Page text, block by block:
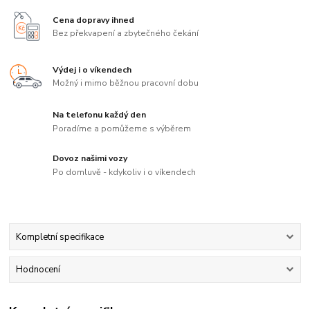
Cena dopravy ihned
Bez překvapení a zbytečného čekání
Výdej i o víkendech
Možný i mimo běžnou pracovní dobu
Na telefonu každý den
Poradíme a pomůžeme s výběrem
Dovoz našimi vozy
Po domluvě - kdykoliv i o víkendech
Kompletní specifikace
Hodnocení